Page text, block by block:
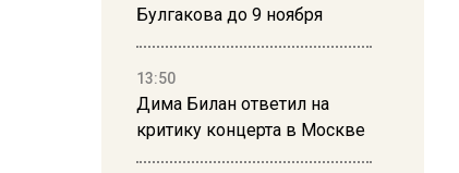
Булгакова до 9 ноября
13:50
Дима Билан ответил на
критику концерта в Москве